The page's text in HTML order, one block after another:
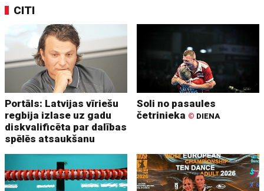
CITI
Portāls: Latvijas vīriešu
regbija izlase uz gadu
diskvalificēta par dalības
spēlēs atsaukšanu
Soli no pasaules
četrinieka © DIENA